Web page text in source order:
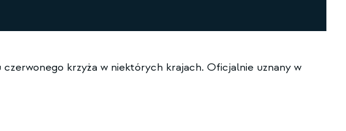
krzyża w niektórych krajach. Oficjalnie uznany w